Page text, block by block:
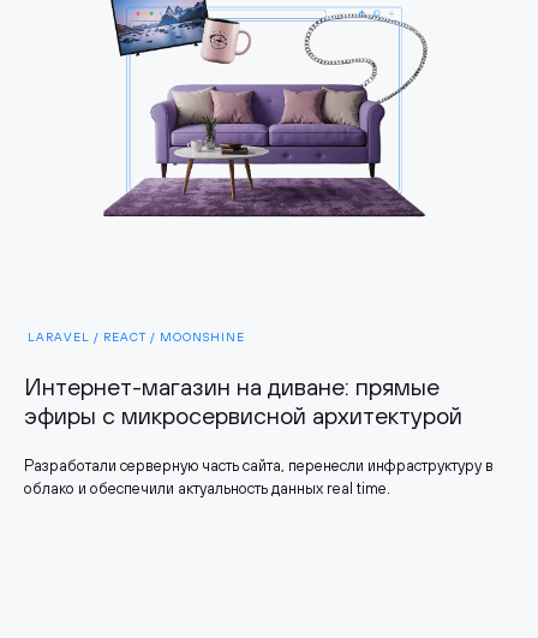
LARAVEL / REACT / MOONSHINE
Интернет-магазин на диване: прямые
эфиры с микросервисной архитектурой
Разработали серверную часть сайта, перенесли инфраструктуру в
облако и обеспечили актуальность данных real time.